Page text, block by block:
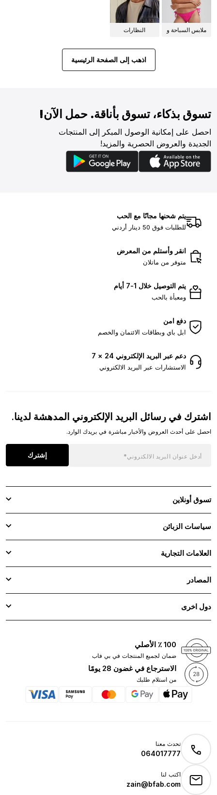
ملابس السباحة و
النظارات
اذهب إلى الصفحة الرئيسية
تسوق بذكاء، تسوق بأناقة. حمل الآن!
احصل على إمكانية الوصول المبكر إلى المنتجات
الجديدة والعروض الحصرية والمزيد!
يتم شحنها مجانًا مع الحب
للطلبات فوق 50 دينار أردني
انقر وأستلم من المعرض
متوفر من ماتلان
يتم التوصيل خلال 1-7 أيام
ومعبأة بالحب
دفع امن
ابل باي وبطاقات الائتمان والخصم
دعم عبر البريد الإلكتروني 24 × 7
الاستشارات عبر البريد الالكتروني
اشترك في رسائل البريد الإلكتروني المدهشة لدينا.
احصل على أحدث العروض والأخبار مباشرة في بريدك الوارد.
إشترك
تسوق أونلاين
سياسات الزبائن
العلامات التجارية
المصادر
دول اخرى
100 ٪ الأصلي
ضمان لجميع المنتجات في بي فاب
الاسترجاع في غضون 28 يومًا
من استلام طلبك
تحدث معنا
064017777
اكتب لنا
zain@bfab.com